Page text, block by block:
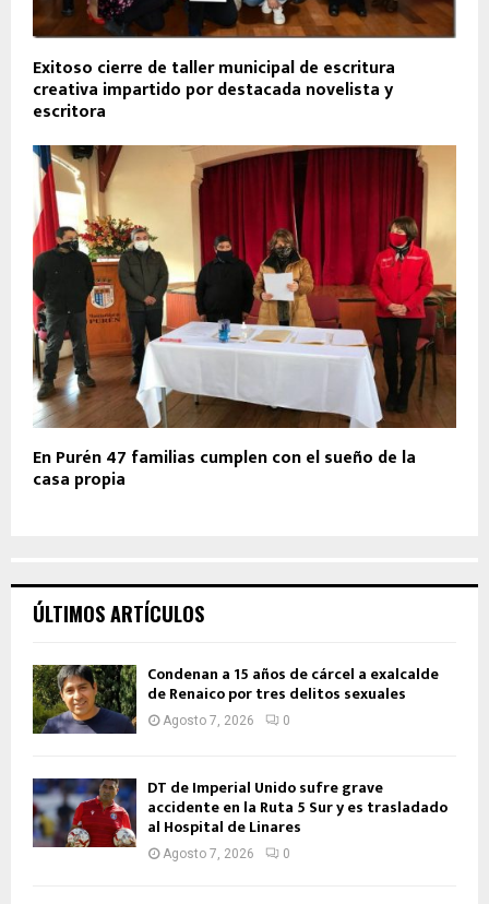
Exitoso cierre de taller municipal de escritura
creativa impartido por destacada novelista y
escritora
En Purén 47 familias cumplen con el sueño de la
casa propia
ÚLTIMOS ARTÍCULOS
Condenan a 15 años de cárcel a exalcalde
de Renaico por tres delitos sexuales
Agosto 7, 2026 0
DT de Imperial Unido sufre grave
accidente en la Ruta 5 Sur y es trasladado
al Hospital de Linares
Agosto 7, 2026 0